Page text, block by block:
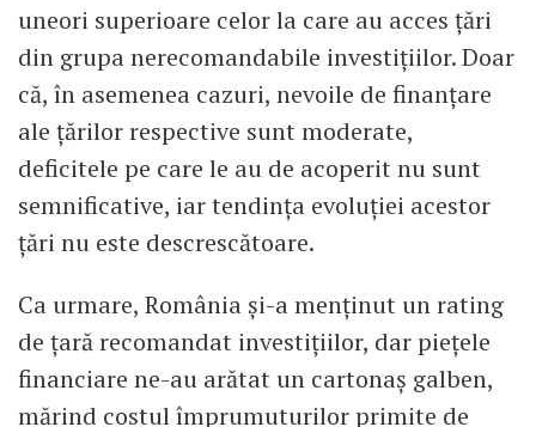
uneori superioare celor la care au acces țări
din grupa nerecomandabile investițiilor. Doar
că, în asemenea cazuri, nevoile de finanțare
ale țărilor respective sunt moderate,
deficitele pe care le au de acoperit nu sunt
semnificative, iar tendința evoluției acestor
țări nu este descrescătoare.
Ca urmare, România și-a menținut un rating
de țară recomandat investițiilor, dar piețele
financiare ne-au arătat un cartonaș galben,
mărind costul împrumuturilor primite de